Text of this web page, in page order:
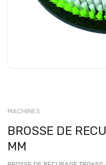
MACHINES
BROSSE DE
MM